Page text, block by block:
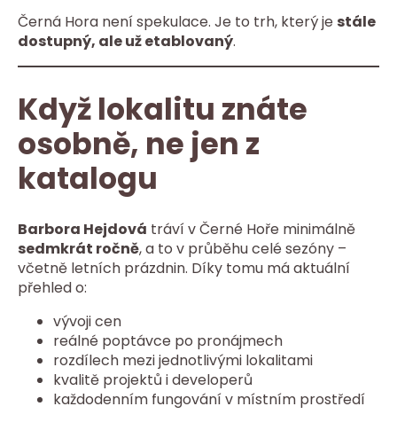
Černá Hora není spekulace. Je to trh, který je stále
dostupný, ale už etablovaný.
Když lokalitu znáte
osobně, ne jen z
katalogu
Barbora Hejdová tráví v Černé Hoře minimálně
sedmkrát ročně, a to v průběhu celé sezóny –
včetně letních prázdnin. Díky tomu má aktuální
přehled o:
vývoji cen
reálné poptávce po pronájmech
rozdílech mezi jednotlivými lokalitami
kvalitě projektů i developerů
každodenním fungování v místním prostředí